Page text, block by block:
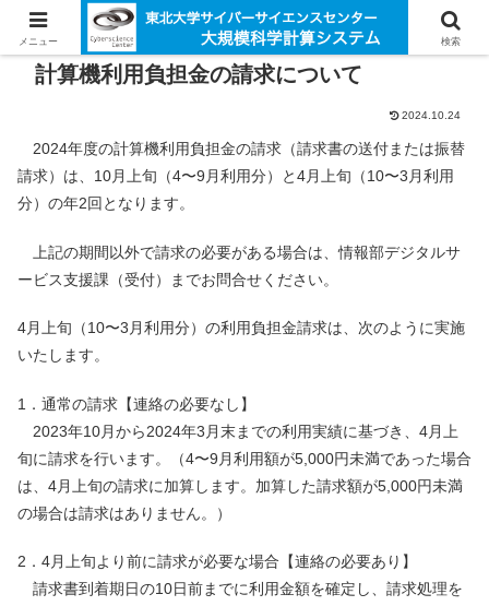
計算機利用負担金の請求について
2024.10.24
2024年度の計算機利用負担金の請求（請求書の送付または振替
請求）は、10月上旬（4〜9月利用分）と4月上旬（10〜3月利用
分）の年2回となります。
上記の期間以外で請求の必要がある場合は、情報部デジタルサ
ービス支援課（受付）までお問合せください。
4月上旬（10〜3月利用分）の利用負担金請求は、次のように実施
いたします。
1．通常の請求【連絡の必要なし】
2023年10月から2024年3月末までの利用実績に基づき、4月上
旬に請求を行います。（4〜9月利用額が5,000円未満であった場合
は、4月上旬の請求に加算します。加算した請求額が5,000円未満
の場合は請求はありません。）
2．4月上旬より前に請求が必要な場合【連絡の必要あり】
請求書到着期日の10日前までに利用金額を確定し、請求処理を
メニュー 検索